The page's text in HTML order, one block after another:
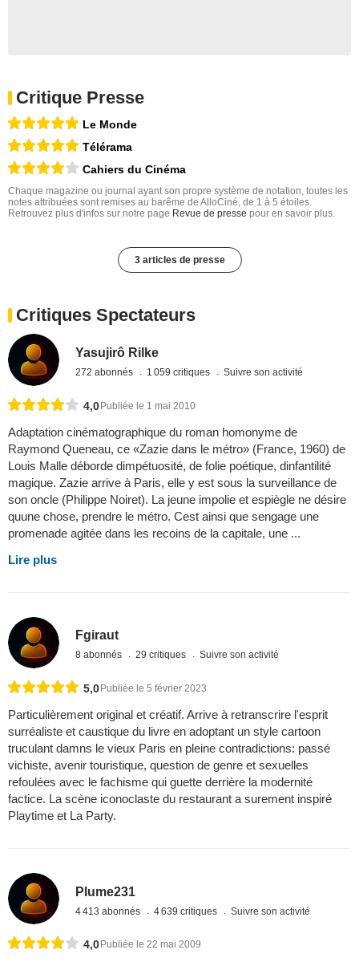
Critique Presse
Le Monde
Télérama
Cahiers du Cinéma
Chaque magazine ou journal ayant son propre système de notation, toutes les
notes attribuées sont remises au barême de AlloCiné, de 1 à 5 étoiles.
Retrouvez plus d'infos sur notre page Revue de presse pour en savoir plus.
3 articles de presse
Critiques Spectateurs
Yasujirô Rilke
272 abonnés 1 059 critiques Suivre son activité
4,0Publiée le 1 mai 2010
Adaptation cinématographique du roman homonyme de
Raymond Queneau, ce «Zazie dans le métro» (France, 1960) de
Louis Malle déborde dimpétuosité, de folie poétique, dinfantilité
magique. Zazie arrive à Paris, elle y est sous la surveillance de
son oncle (Philippe Noiret). La jeune impolie et espiègle ne désire
quune chose, prendre le métro. Cest ainsi que sengage une
promenade agitée dans les recoins de la capitale, une ...
Lire plus
Fgiraut
8 abonnés 29 critiques Suivre son activité
5,0 Publiée le 5 février 2023
Particulièrement original et créatif. Arrive à retranscrire l'esprit
surréaliste et caustique du livre en adoptant un style cartoon
truculant damns le vieux Paris en pleine contradictions: passé
vichiste, avenir touristique, question de genre et sexuelles
refoulées avec le fachisme qui guette derrière la modernité
factice. La scène iconoclaste du restaurant a surement inspiré
Playtime et La Party.
Plume231
4 413 abonnés 4 639 critiques Suivre son activité
4,0 Publiée le 22 mai 2009